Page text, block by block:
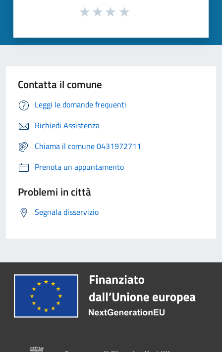
Contatta il comune
Leggi le domande frequenti
Richiedi Assistenza
Chiama il comune 0431972711
Prenota un appuntamento
Problemi in città
Segnala disservizio